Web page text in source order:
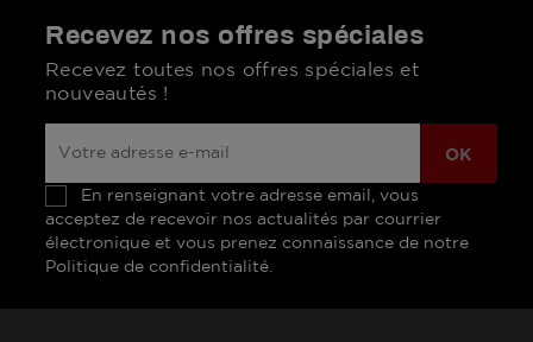
Recevez nos offres spéciales
Recevez toutes nos offres spéciales et
nouveautés !
En renseignant votre adresse email, vous
acceptez de recevoir nos actualités par courrier
électronique et vous prenez connaissance de notre
Politique de confidentialité.